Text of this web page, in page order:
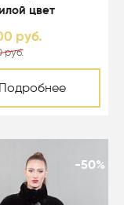
цвет
руб.
руб.
Подробнее
-50%